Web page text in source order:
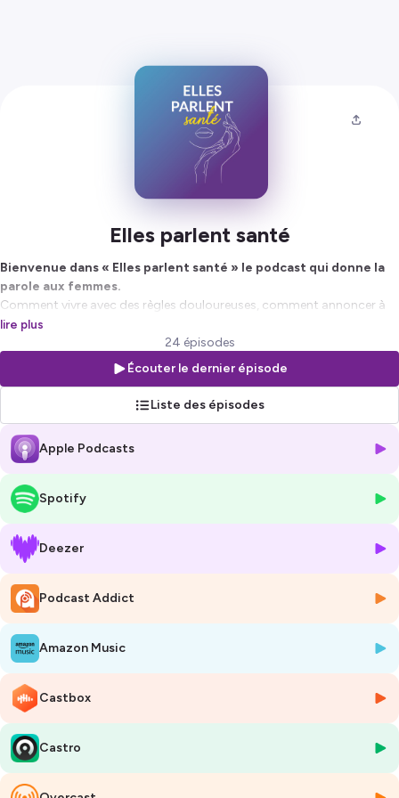
Elles parlent santé
Bienvenue dans « Elles parlent santé » le podcast qui donne la
parole aux femmes.
Comment vivre avec des règles douloureuses, comment annoncer à
son compagnon qu’on a contracté une IST, comment passer le cap
de la ménopause, dépasser un cancer ou se rétablir d’une dépression…
La première saison du podcast « Elles parlent santé » aborde des
problématiques auxquelles des femmes, anonymes ou influenceuses,
Cerisey, elle-même touchée à 37 ans par un cancer du sein, et
partagent avec nous leur histoire sans aucun filtre et sans aucun
« Elles parlent santé », des trajectoires de vie et de résilience, un
podcast à l’initiative de Hologic.
et les logos associés sont des marques commerciales et/ou des
marques déposées d’Hologic, Inc. et/ou de ses filiales aux États-Unis
dans ces épisodes par des tiers sont les leurs et ne reflètent pas
nécessairement ceux d'Hologic. Ces informations sont fournies à titre
d'information uniquement et ne constituent pas un avis médical.
Veuillez contacter votre professionnel de santé pour obtenir des
conseils spécifiques concernant votre santé ou votre traitement.
lire plus
24 épisodes
Écouter le dernier épisode
Liste des épisodes
Apple Podcasts
Spotify
Deezer
Podcast Addict
Amazon Music
Castbox
Castro